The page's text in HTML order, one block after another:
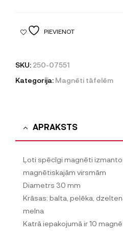
PIEVIENOT
SKU: 250-07551
Kategorija: Magnēti tāfelēm
APRAKSTS
Ļoti spēcīgi magnēti
magnētiskajām virsmām
Diametrs 30 mm
Krāsas: balta, pelēka,
melna
Katrā iepakojumā ir 10